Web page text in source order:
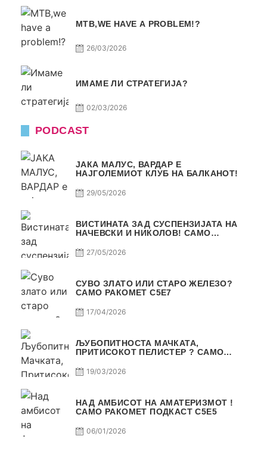
МТВ,WE HAVE A PROBLEM!?
26/03/2026
ИМАМЕ ЛИ СТРАТЕГИЈА?
02/03/2026
PODCAST
ЈАКА МАЛУС, ВАРДАР Е
НАЈГОЛЕМИОТ КЛУБ НА БАЛКАНОТ!
29/05/2026
ВИСТИНАТА ЗАД СУСПЕНЗИЈАТА НА
НАЧЕВСКИ И НИКОЛОВ! САМО
27/05/2026
СУВО ЗЛАТО ИЛИ СТАРО ЖЕЛЕЗО?
САМО РАКОМЕТ С5Е7
17/04/2026
ЉУБОПИТНОСТА МАЧКАТА,
ПРИТИСОКОТ ПЕЛИСТЕР ? САМО
19/03/2026
НАД АМБИСОТ НА АМАТЕРИЗМОТ !
САМО РАКОМЕТ ПОДКАСТ С5E5
06/01/2026